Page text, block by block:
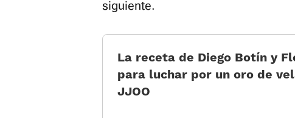
siguiente.
La receta de Diego Botín y
para luchar por un oro de
JJOO